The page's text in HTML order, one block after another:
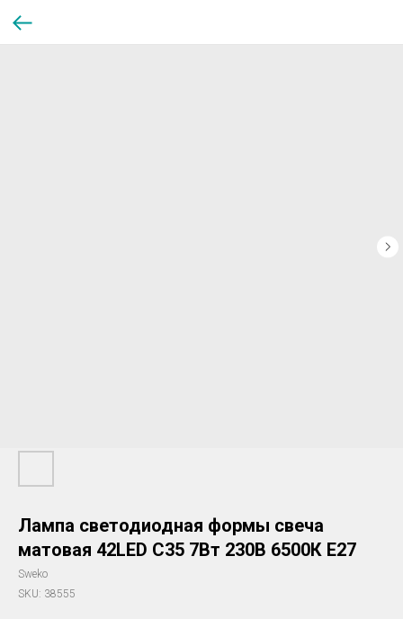
Лампа светодиодная формы свеча
матовая 42LED C35 7Вт 230В 6500К E27
Sweko
SKU: 38555